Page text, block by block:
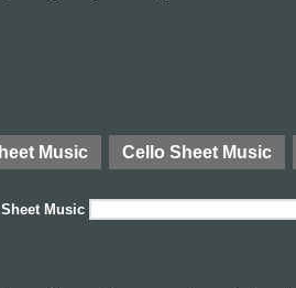
Music Cello Sheet Music
Sheet Music